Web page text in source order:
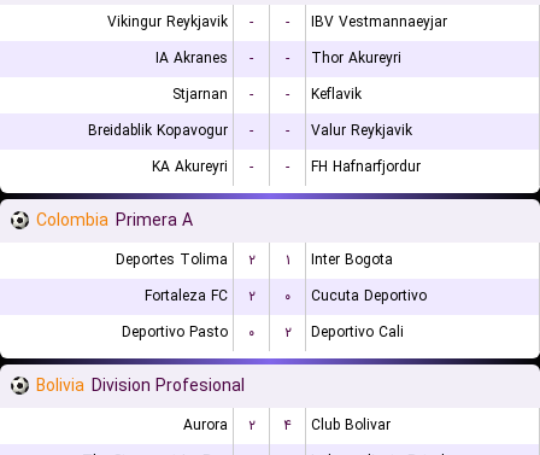
Vikingur Reykjavik - -
IBV Vestmannaeyjar
IA Akranes
- -
Thor Akureyri
Stjarnan
- -
Keflavik
Breidablik Kopavogur
- -
Valur Reykjavik
KA Akureyri
- - FH Hafnarfjordur
Colombia Primera A
Deportes Tolima ۲ ۱
Inter Bogota
Fortaleza FC
۲ ۰
Cucuta Deportivo
Deportivo Pasto
۰ ۲ Deportivo Cali
Bolivia Division Profesional
Aurora ۲ ۴
Club Bolivar